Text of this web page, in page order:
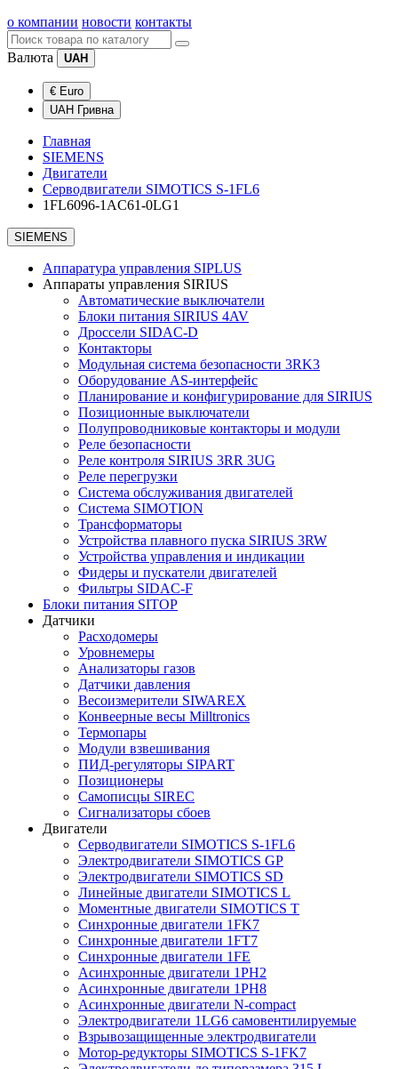
о компании новости контакты
Валюта UAH
€ Euro
UAH Гривна
Главная
SIEMENS
Двигатели
Серводвигатели SIMOTICS S-1FL6
1FL6096-1AC61-0LG1
SIEMENS
Аппаратура управления SIPLUS
Аппараты управления SIRIUS
Автоматические выключатели
Блоки питания SIRIUS 4AV
Дроссели SIDAC-D
Контакторы
Модульная система безопасности 3RK3
Оборудование AS-интерфейс
Планирование и конфигурирование для SIRIUS
Позиционные выключатели
Полупроводниковые контакторы и модули
Реле безопасности
Реле контроля SIRIUS 3RR 3UG
Реле перегрузки
Сиcтема обслуживания двигателей
Система SIMOTION
Трансформаторы
Устройства плавного пуска SIRIUS 3RW
Устройства управления и индикации
Фидеры и пускатели двигателей
Фильтры SIDAC-F
Блоки питания SITOP
Датчики
Расходомеры
Уровнемеры
Анализаторы газов
Датчики давления
Весоизмерители SIWAREX
Конвеерные весы Milltronics
Термопары
Модули взвешивания
ПИД-регуляторы SIPART
Позиционеры
Самописцы SIREC
Сигнализаторы сбоев
Двигатели
Серводвигатели SIMOTICS S-1FL6
Электродвигатели SIMOTICS GP
Электродвигатели SIMOTICS SD
Линейные двигатели SIMOTICS L
Моментные двигатели SIMOTICS T
Синхронные двигатели 1FK7
Синхронные двигатели 1FT7
Синхронные двигатели 1FE
Асинхронные двигатели 1PH2
Асинхронные двигатели 1PH8
Асинхронные двигатели N-compact
Электродвигатели 1LG6 cамовентилируемые
Взрывозащищенные электродвигатели
Мотор-редукторы SIMOTICS S-1FK7